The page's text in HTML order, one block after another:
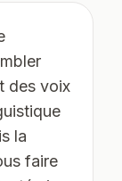
des voix
la
faire